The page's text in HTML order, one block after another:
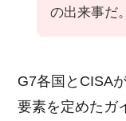
の出来事だ。
G7各国とCISA
要素を定めたガ